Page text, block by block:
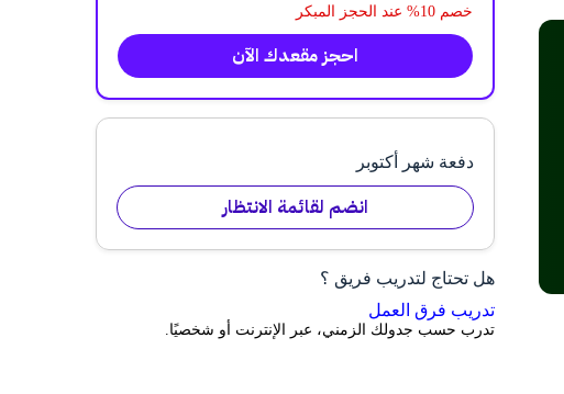
خصم 10% عند الحجز المبكر
احجز مقعدك الآن
دفعة شهر أكتوبر
انضم لقائمة الانتظار
هل تحتاج لتدريب فريق ؟
تدريب فرق العمل
تدرب حسب جدولك الزمني، عبر الإنترنت أو شخصيًا.